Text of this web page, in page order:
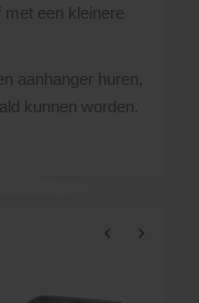
een kleinere
aanhanger huren,
kunnen worden.